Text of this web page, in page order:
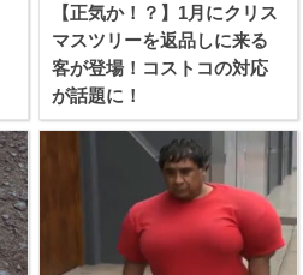
【正気か！？】1月にクリス
マスツリーを返品しに来る
客が登場！コストコの対応
が話題に！